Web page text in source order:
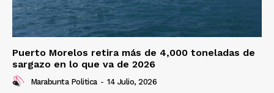
Puerto Morelos retira más de 4,000 toneladas de
sargazo en lo que va de 2026
Marabunta Politica - 14 Julio, 2026